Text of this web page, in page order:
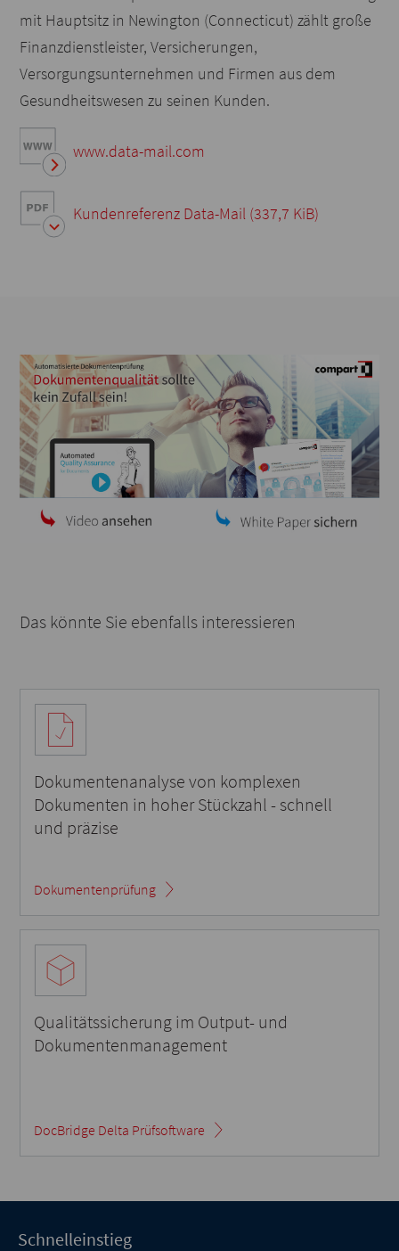
mit Hauptsitz in Newington (Connecticut) zählt große
Finanzdienstleister, Versicherungen,
Versorgungsunternehmen und Firmen aus dem
Gesundheitswesen zu seinen Kunden.
www.data-mail.com
Kundenreferenz Data-Mail (337,7 KiB)
Das könnte Sie ebenfalls interessieren
Dokumentenanalyse von komplexen
Dokumenten in hoher Stückzahl - schnell
und präzise
Dokumentenprüfung
Qualitätssicherung im Output- und
Dokumenten­management
DocBridge Delta Prüfsoftware
Schnelleinstieg